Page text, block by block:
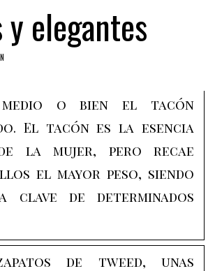
elegantes
o bien el tacón
El tacón es la esencia
la mujer, pero recae
el mayor peso, siendo
clave de determinados
de tweed, unas